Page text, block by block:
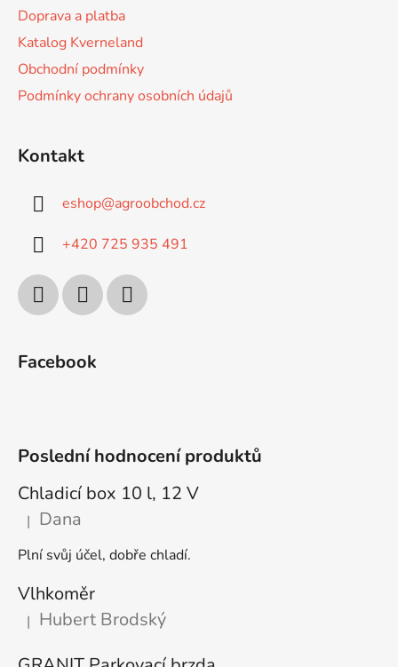
Doprava a platba
Katalog Kverneland
Obchodní podmínky
Podmínky ochrany osobních údajů
Kontakt
eshop@agroobchod.cz
+420 725 935 491
Facebook
Poslední hodnocení produktů
Chladicí box 10 l, 12 V
Hodnocení produktu je 5 z 5 hvězdiček.
| Dana
Plní svůj účel, dobře chladí.
Vlhkoměr
Hodnocení produktu je 5 z 5 hvězdiček.
| Hubert Brodský